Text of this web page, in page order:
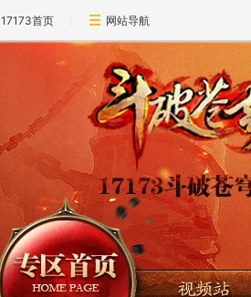
17173首页 网站导航